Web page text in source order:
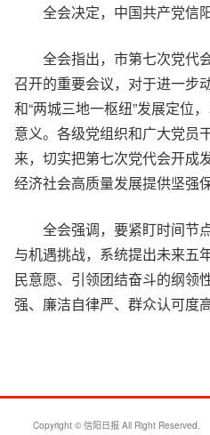
全会决定，中国共产党信
全会指出，市第七次党代
召开的重要会议，对于进一步
和“两城三地一枢纽”发展定位
意义。各级党组织和广大党员
来，切实把第七次党代会开成
经济社会高质量发展提供坚强保
全会强调，要紧盯时间节
与机遇挑战，系统提出未来五
民意愿、引领团结奋斗的纲领
强、廉洁自律严、群众认可度
聚焦大会选举等关键环节加强
发展各项任务，凝心聚力引项
旱等安全防线，为党代会顺利
Copyright © 信阳日报 All Right Reserved.